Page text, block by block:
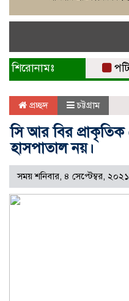
শিরোনামঃ
প্রচ্ছদ চট্টগ্রাম
সি আর বির প্রাকৃতিক
হাসপাতাল নয়।
সময় শনিবার, ৪ সেপ্টেম্বর, ২০২১